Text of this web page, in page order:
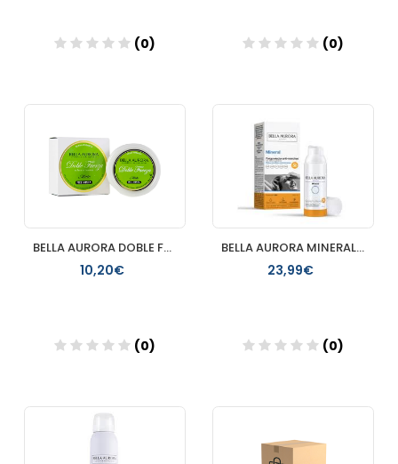
(0) (0)
BELLA AURORA DOBLE FUERZA MATE PIEL MIXTA
10,20€
(0)
Añadir
BELLA AURORA MINERAL FOTOPROTECTOR ANTIMANCHAS SPF 50 1 EN
23,99€
(0)